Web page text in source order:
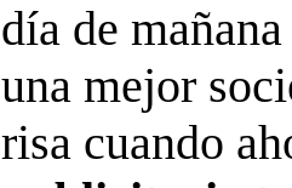
día de
una mejor
risa cuando